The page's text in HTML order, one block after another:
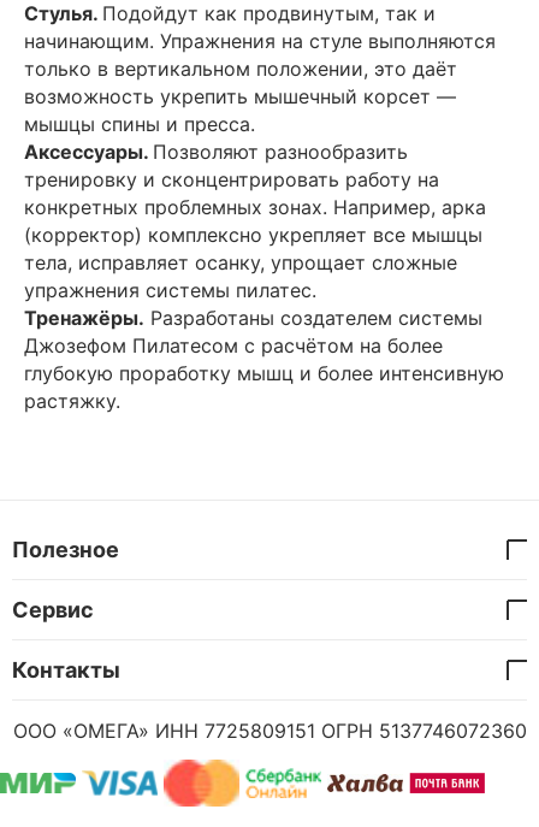
Стулья. Подойдут как продвинутым, так и
начинающим. Упражнения на стуле выполняются
только в вертикальном положении, это даёт
возможность укрепить мышечный корсет —
мышцы спины и пресса.
Аксессуары. Позволяют разнообразить
тренировку и сконцентрировать работу на
конкретных проблемных зонах. Например, арка
(корректор) комплексно укрепляет все мышцы
тела, исправляет осанку, упрощает сложные
упражнения системы пилатес.
Тренажёры. Разработаны создателем системы
Джозефом Пилатесом с расчётом на более
глубокую проработку мышц и более интенсивную
растяжку.
Полезное
Сервис
Контакты
ООО «ОМЕГА» ИНН 7725809151 ОГРН 5137746072360